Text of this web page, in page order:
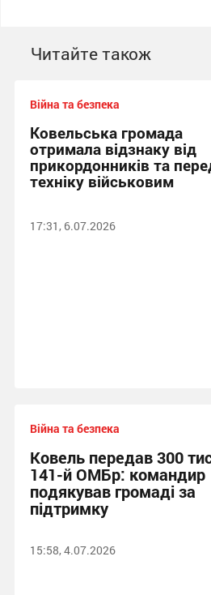
Читайте також
Війна та безпека
Ковельська громада
отримала відзнаку від
прикордонників та
техніку військовим
17:31, 6.07.2026
Війна та безпека
Ковель передав 300
141-й ОМБр: командир
подякував громаді за
підтримку
15:58, 4.07.2026